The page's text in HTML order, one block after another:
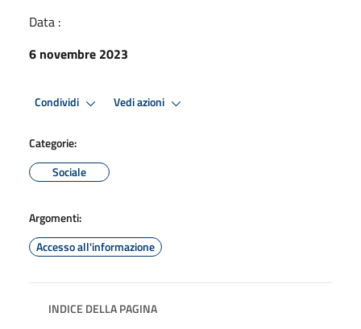
Data :
6 novembre 2023
Condividi Vedi azioni
Categorie:
Sociale
Argomenti:
Accesso all'informazione
INDICE DELLA PAGINA